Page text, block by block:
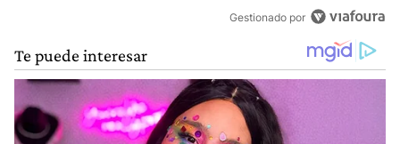
Gestionado por